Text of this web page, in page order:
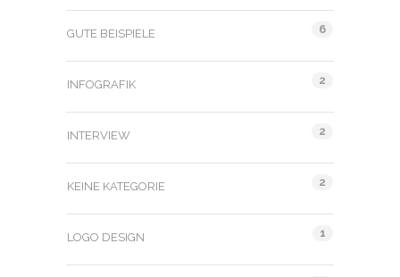
GUTE BEISPIELE 6
INFOGRAFIK 2
INTERVIEW 2
KEINE KATEGORIE 2
LOGO DESIGN 1